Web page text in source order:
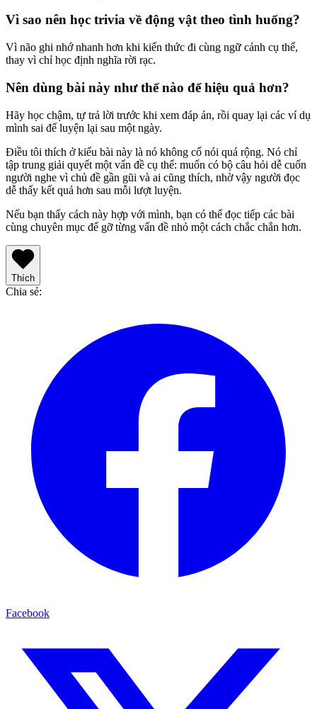
Vì sao nên học trivia về động vật theo tình huống?
Vì não ghi nhớ nhanh hơn khi kiến thức đi cùng ngữ cảnh cụ thể,
thay vì chỉ học định nghĩa rời rạc.
Nên dùng bài này như thế nào để hiệu quả hơn?
Hãy học chậm, tự trả lời trước khi xem đáp án, rồi quay lại các ví dụ
mình sai để luyện lại sau một ngày.
Điều tôi thích ở kiểu bài này là nó không cố nói quá rộng. Nó chỉ
tập trung giải quyết một vấn đề cụ thể: muốn có bộ câu hỏi dễ cuốn
người nghe vì chủ đề gần gũi và ai cũng thích, nhờ vậy người đọc
dễ thấy kết quả hơn sau mỗi lượt luyện.
Nếu bạn thấy cách này hợp với mình, bạn có thể đọc tiếp các bài
cùng chuyên mục để gỡ từng vấn đề nhỏ một cách chắc chắn hơn.
Thích
Chia sẻ:
Facebook